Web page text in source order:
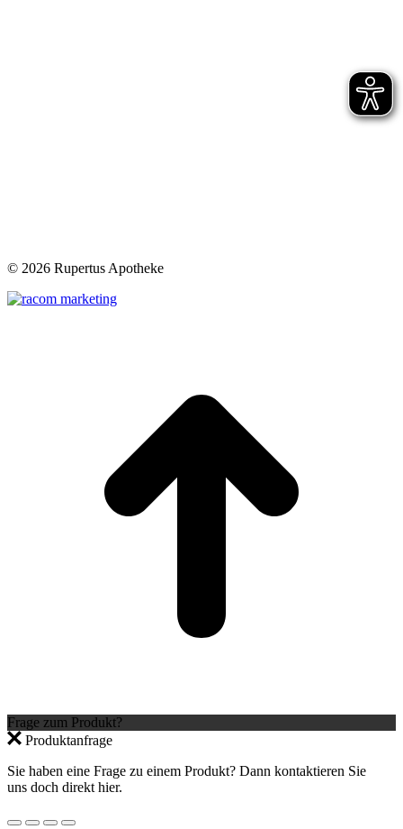
© 2026 Rupertus Apotheke
Frage zum Produkt?
Produktanfrage
Sie haben eine Frage zu einem Produkt? Dann kontaktieren Sie
uns doch direkt hier.